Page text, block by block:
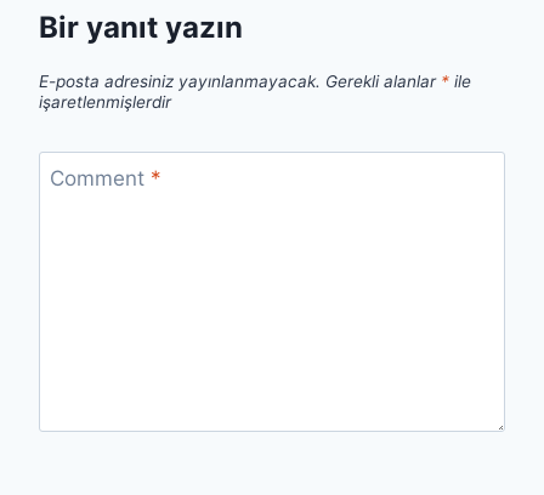
Bir yanıt yazın
E-posta adresiniz yayınlanmayacak. Gerekli alanlar * ile
işaretlenmişlerdir
Comment *